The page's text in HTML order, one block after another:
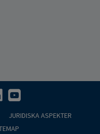
JURIDISKA ASPEKTER